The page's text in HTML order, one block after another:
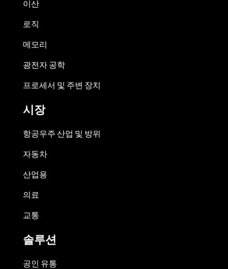
이산
로직
메모리
광전자 공학
프로세서 및 주변 장치
시장
항공우주 산업 및 방위
자동차
산업용
의료
교통
솔루션
공인 유통